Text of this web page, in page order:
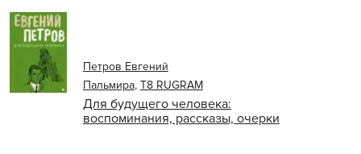
Для будущего человека:
воспоминания, рассказы, очерки
Петров Евгений
Пальмира, Т8 RUGRAM